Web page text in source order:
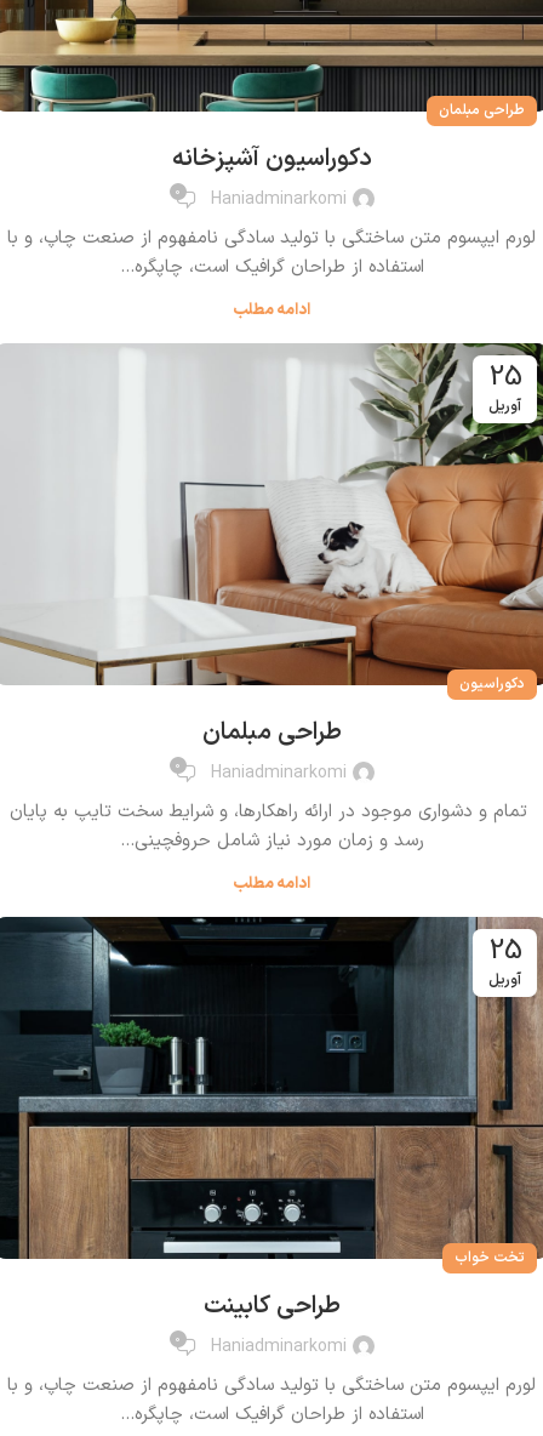
طراحی مبلمان
دکوراسیون آشپزخانه
Haniadminarkomi
0
لورم ایپسوم متن ساختگی با تولید سادگی نامفهوم از صنعت چاپ، و با
استفاده از طراحان گرافیک است، چاپگره...
ادامه مطلب
25
آوریل
دکوراسیون
طراحی مبلمان
Haniadminarkomi
0
تمام و دشواری موجود در ارائه راهکارها، و شرایط سخت تایپ به پایان
رسد و زمان مورد نیاز شامل حروفچینی...
ادامه مطلب
25
آوریل
تخت خواب
طراحی کابینت
Haniadminarkomi
0
لورم ایپسوم متن ساختگی با تولید سادگی نامفهوم از صنعت چاپ، و با
استفاده از طراحان گرافیک است، چاپگره...